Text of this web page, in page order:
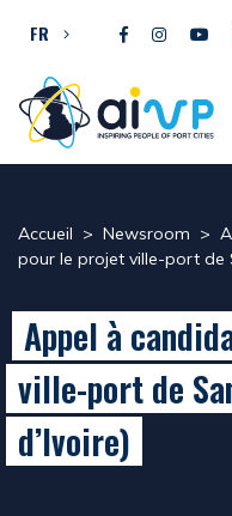
FR
Accueil > Newsroom >
pour le projet ville-port de
Appel à
ville-port de
d’Ivoire)